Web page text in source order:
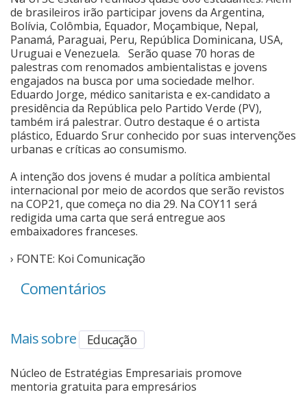
de brasileiros irão participar jovens da Argentina,
Bolívia, Colômbia, Equador, Moçambique, Nepal,
Panamá, Paraguai, Peru, República Dominicana, USA,
Uruguai e Venezuela. Serão quase 70 horas de
palestras com renomados ambientalistas e jovens
engajados na busca por uma sociedade melhor.
Eduardo Jorge, médico sanitarista e ex-candidato a
presidência da República pelo Partido Verde (PV),
também irá palestrar. Outro destaque é o artista
plástico, Eduardo Srur conhecido por suas intervenções
urbanas e críticas ao consumismo.
A intenção dos jovens é mudar a política ambiental
internacional por meio de acordos que serão revistos
na COP21, que começa no dia 29. Na COY11 será
redigida uma carta que será entregue aos
embaixadores franceses.
› FONTE: Koi Comunicação
Comentários
Mais sobre Educação
Núcleo de Estratégias Empresariais promove
mentoria gratuita para empresários